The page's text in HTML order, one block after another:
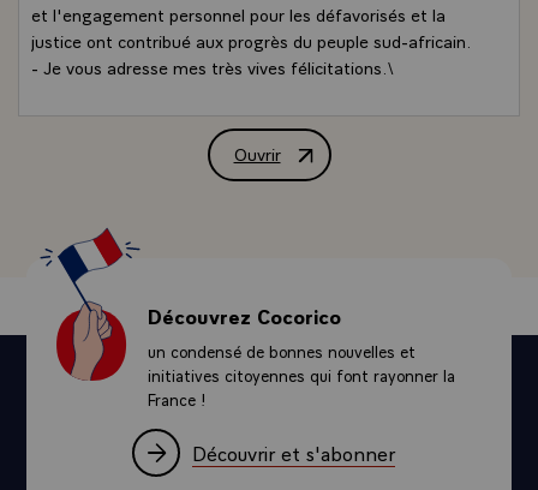
et l'engagement personnel pour les défavorisés et la
justice ont contribué aux progrès du peuple sud-africain.
- Je vous adresse mes très vives félicitations.\
Ouvrir
Message de félicitations de M.
Découvrez Cocorico
un condensé de bonnes nouvelles et
initiatives citoyennes qui font rayonner la
France !
Découvrir et s'abonner